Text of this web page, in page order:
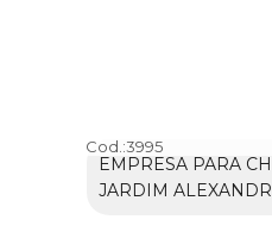
Cod.:3995
EMPRESA PARA
JARDIM